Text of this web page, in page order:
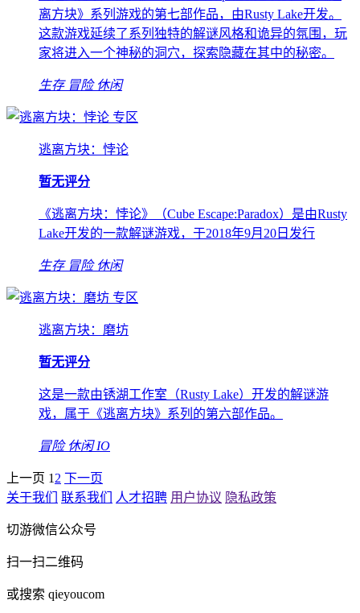
离方块》系列游戏的第七部作品，由Rusty Lake开发。
这款游戏延续了系列独特的解谜风格和诡异的氛围，玩
家将进入一个神秘的洞穴，探索隐藏在其中的秘密。
生存 冒险 休闲
专区
逃离方块：悖论
暂无评分
《逃离方块：悖论》（Cube Escape:Paradox）是由Rusty
Lake开发的一款解谜游戏，于2018年9月20日发行
生存 冒险 休闲
专区
逃离方块：磨坊
暂无评分
这是一款由锈湖工作室（Rusty Lake）开发的解谜游
戏，属于《逃离方块》系列的第六部作品。
冒险 休闲 IO
上一页 1 2 下一页
关于我们
联系我们 人才招聘 用户协议 隐私政策
切游微信公众号
扫一扫二维码
或搜索 qieyoucom